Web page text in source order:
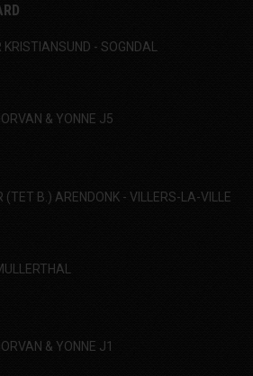
- SOGNDAL
& YONNE J5
(TET B.) ARENDONK - VILLERS-LA-VILLE
& YONNE J1